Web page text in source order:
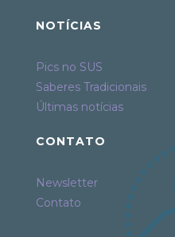
NOTÍCIAS
Pics no SUS
Saberes Tradicionais
Últimas notícias
CONTATO
Newsletter
Contato